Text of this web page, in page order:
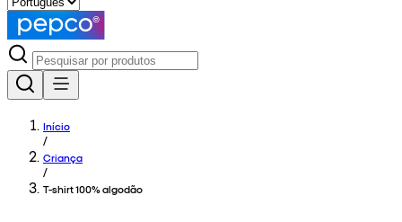
Início
/
Criança
/
T-shirt 100% algodão